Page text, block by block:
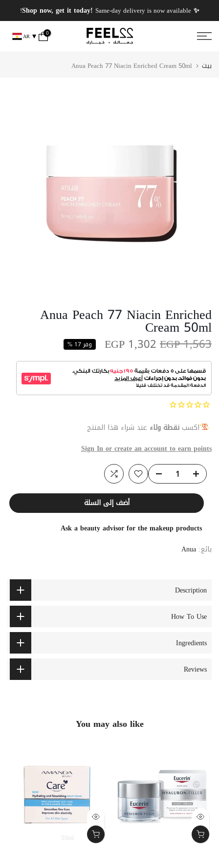
انتقل
إلى
المحتوى
✨ Shop now, get it today!
Same-day delivery is now available!
0
AR
بيت Anua Peach 77 Niacin Enriched Cream 50ml
Anua Peach 77 Niacin Enriched
Cream 50ml
EGP 1,563
EGP 1,302 وفر 17 %
اكسب نقطة ولاء عند شراء هذا المنتج
Sign In or create an account to earn points
أضف إلى السلة
Ask a beauty advisor for the makeup products
بائع: Anua
Description
How To Use
Ingredients
Reviews
You may also like
50ml